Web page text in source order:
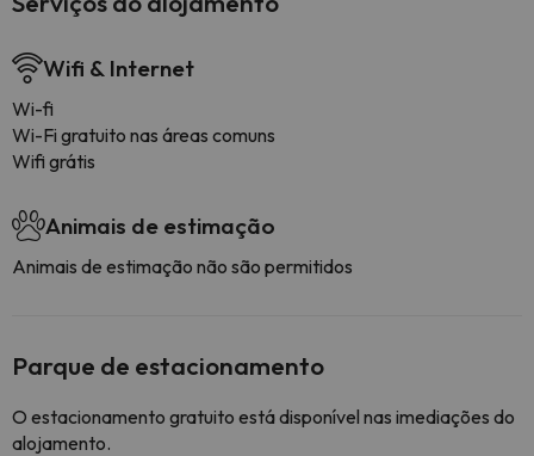
Wifi & Internet
Wi-fi
Wi-Fi gratuito nas áreas comuns
Wifi grátis
Animais de estimação
Animais de estimação não são permitidos
Parque de estacionamento
O estacionamento gratuito está disponível nas imediações do
alojamento.